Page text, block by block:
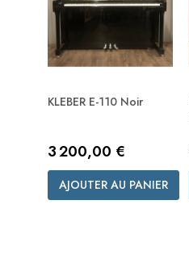
KLEBER E-110 Noir
Prix
3 200,00 €
AJOUTER AU PANIER